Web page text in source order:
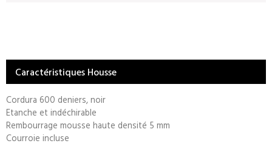
Caractéristiques Housse
Cordura 600 deniers, noir
Etanche et indéchirable
Rembourrage mousse haute densité 5 mm
Courroie incluse